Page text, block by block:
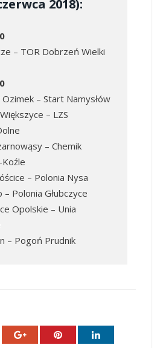
2018):
– TOR Dobrzeń Wielki
Ozimek – Start Namysłów
– LZS
– Chemik
– Polonia Nysa
– Polonia Głubczyce
Opolskie – Unia
– Pogoń Prudnik
Google+ Pinterest LinkedIn